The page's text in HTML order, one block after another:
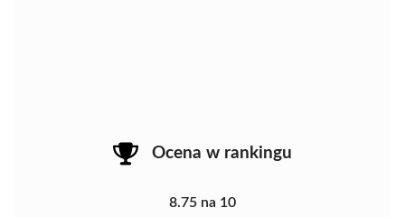
Ocena w rankingu
8.75 na 10